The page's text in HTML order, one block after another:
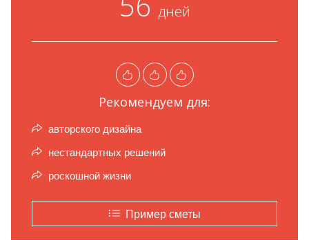
дней
Рекомендуем для:
авторского дизайна
нестандартных решений
роскошной жизни
Пример сметы